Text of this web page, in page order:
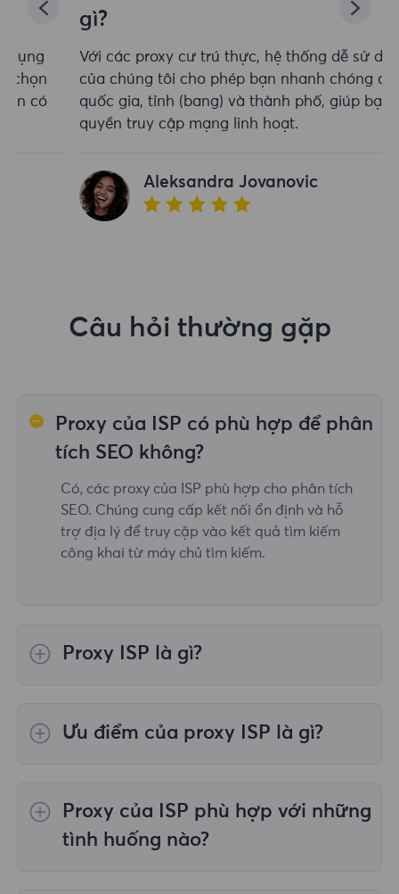
gì?
Với các proxy cư trú thực, hệ thống dễ sử dụng
của chúng tôi cho phép bạn nhanh chóng chọn
quốc gia, tỉnh (bang) và thành phố, giúp bạn có
quyền truy cập mạng linh hoạt.
Aleksandra Jovanovic
Câu hỏi thường gặp
Proxy của ISP có phù hợp để phân
tích SEO không?
Có, các proxy của ISP phù hợp cho phân tích
SEO. Chúng cung cấp kết nối ổn định và hỗ
trợ địa lý để truy cập vào kết quả tìm kiếm
công khai từ máy chủ tìm kiếm.
Proxy ISP là gì?
bởi ISP.
Ưu điểm của proxy ISP là gì?
truyền thống. Tính ẩn danh cao: Proxy ISP
trông giống như IP dân cư thông thường và
rất khó phát hiện và chặn. Tính ổn định: Proxy
Proxy của ISP phù hợp với những
tình huống nào?